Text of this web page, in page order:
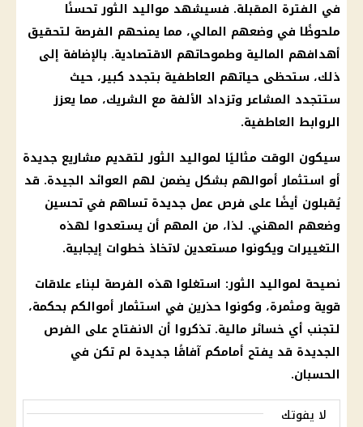
في الفترة المقبلة. فسيشهد مواليد الثور تحسنًا
ملحوظًا في وضعهم المالي، مما يمنحهم الفرصة لتحقيق
أهدافهم المالية وطموحاتهم الاقتصادية. بالإضافة إلى
ذلك، ستحظى حياتهم العاطفية بتجدد كبير، حيث
ستتجدد المشاعر وتزداد الألفة مع الشريك، مما يعزز
الروابط العاطفية.
سيكون الوقت مثاليًا لمواليد الثور لتقديم مشاريع جديدة
أو استثمارأموالهم بشكل يضمن لهم العوائد الجيدة. قد
يُقبلون أيضًا على فرص عمل جديدة تساهم في تحسين
وضعهم المهني. لذا، من المهم أن يستعدوا لهذه
التغييرات ويكونوا مستعدين لاتخاذ خطوات إيجابية.
نصيحة لمواليد الثور: استغلوا هذه الفرصة لبناء علاقات
قوية ومثمرة، وكونوا حذرين في استثمارأموالكم بحكمة،
لتجنب أي خسائرمالية. تذكروا أن الانفتاح على الفرص
الجديدة قد يفتح أمامكم آفاقًا جديدة لم تكن في
الحسبان.
لا يفوتك